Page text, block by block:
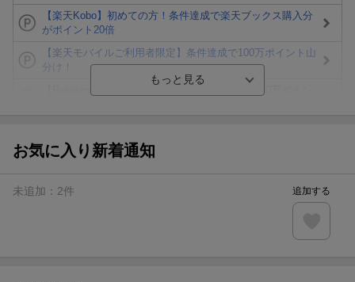
【楽天Kobo】初めての方！条件達成で楽天ブックス購入分
がポイント20倍
【楽天モバイルご利用者限定】条件達成で100万ポイント山
分け！
が当たる！
条件達成で楽天限定・宝塚歌劇 宙組貸切公演ペアチケット
エントリー＆条件達成で『鬼滅の刃』オリジナルきんちゃく
お気に入り新着通知
未追加： 2件 追加する